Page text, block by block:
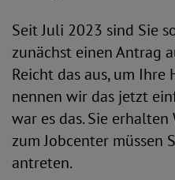
Seit Juli 2023 sind Sie
zunächst einen Antrag
Reicht das aus, um
nennen wir das jetzt
war es das. Sie erhalten
zum Jobcenter müssen
antreten.